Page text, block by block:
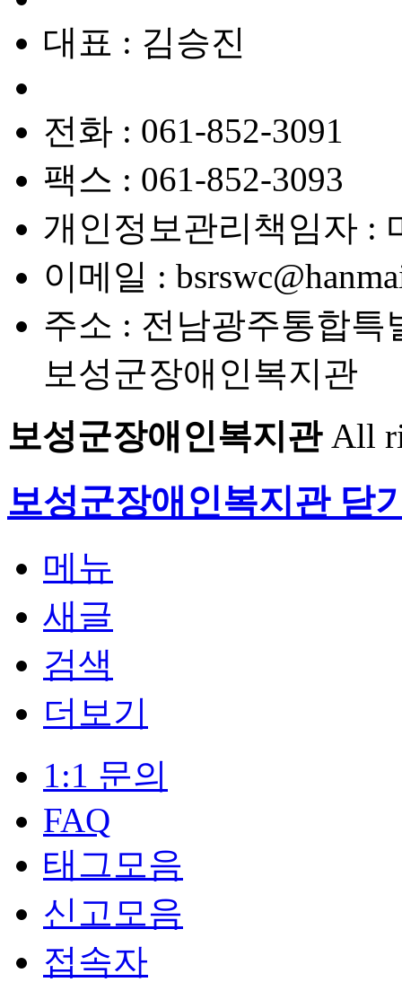
대표 : 김승진
전화 : 061-852-3091
팩스 : 061-852-3093
개인정보관리책임자 :
이메일 :
주소 : 전남광주통합특
보성군장애인복지관
보성군장애인복지관 All
보성군장애인복지관 닫
메뉴
새글
검색
더보기
1:1 문의
FAQ
태그모음
신고모음
접속자